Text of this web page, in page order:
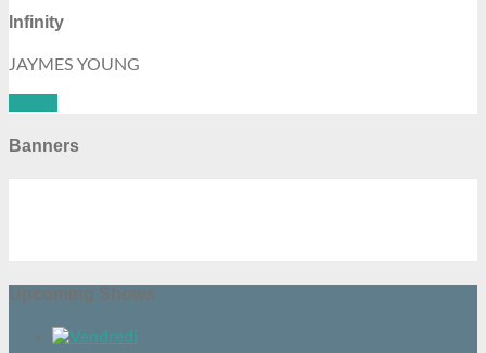
Infinity
JAYMES YOUNG
Banners
Upcoming Shows